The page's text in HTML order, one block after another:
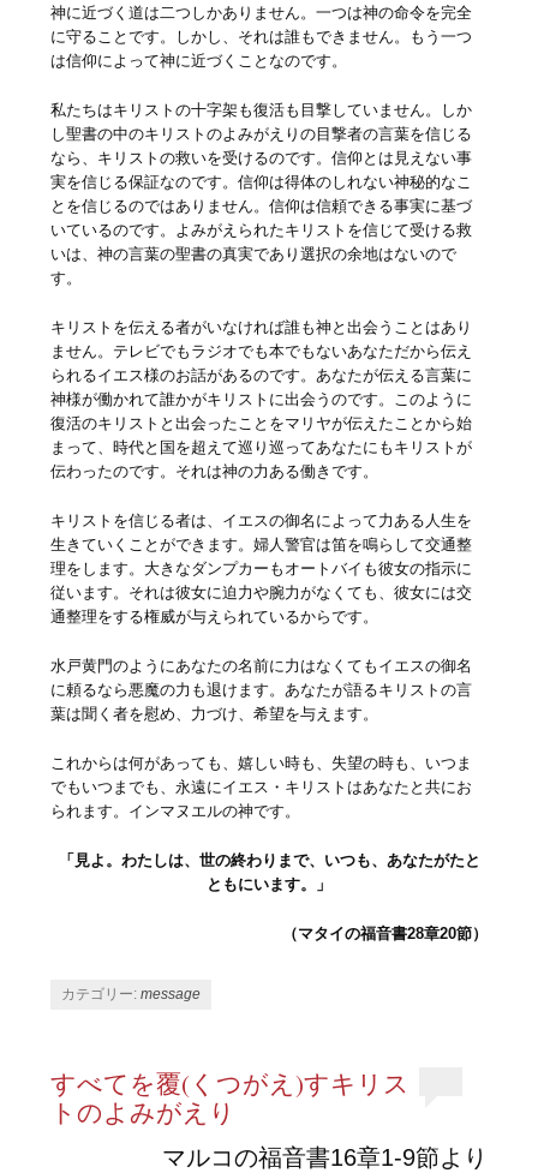
神に近づく道は二つしかありません。一つは神の命令を完全
に守ることです。しかし、それは誰もできません。もう一つ
は信仰によって神に近づくことなのです。
私たちはキリストの十字架も復活も目撃していません。しか
し聖書の中のキリストのよみがえりの目撃者の言葉を信じる
なら、キリストの救いを受けるのです。信仰とは見えない事
実を信じる保証なのです。信仰は得体のしれない神秘的なこ
とを信じるのではありません。信仰は信頼できる事実に基づ
いているのです。よみがえられたキリストを信じて受ける救
いは、神の言葉の聖書の真実であり選択の余地はないので
す。
キリストを伝える者がいなければ誰も神と出会うことはあり
ません。テレビでもラジオでも本でもないあなただから伝え
られるイエス様のお話があるのです。あなたが伝える言葉に
神様が働かれて誰かがキリストに出会うのです。このように
復活のキリストと出会ったことをマリヤが伝えたことから始
まって、時代と国を超えて巡り巡ってあなたにもキリストが
伝わったのです。それは神の力ある働きです。
キリストを信じる者は、イエスの御名によって力ある人生を
生きていくことができます。婦人警官は笛を鳴らして交通整
理をします。大きなダンプカーもオートバイも彼女の指示に
従います。それは彼女に迫力や腕力がなくても、彼女には交
通整理をする権威が与えられているからです。
水戸黄門のようにあなたの名前に力はなくてもイエスの御名
に頼るなら悪魔の力も退けます。あなたが語るキリストの言
葉は聞く者を慰め、力づけ、希望を与えます。
これからは何があっても、嬉しい時も、失望の時も、いつま
でもいつまでも、永遠にイエス・キリストはあなたと共にお
られます。インマヌエルの神です。
「見よ。わたしは、世の終わりまで、いつも、あなたがたと
ともにいます。」
（マタイの福音書28章20節）
カテゴリー:message
すべてを覆(くつがえ)すキリス
トのよみがえり
マルコの福音書16章1-9節より